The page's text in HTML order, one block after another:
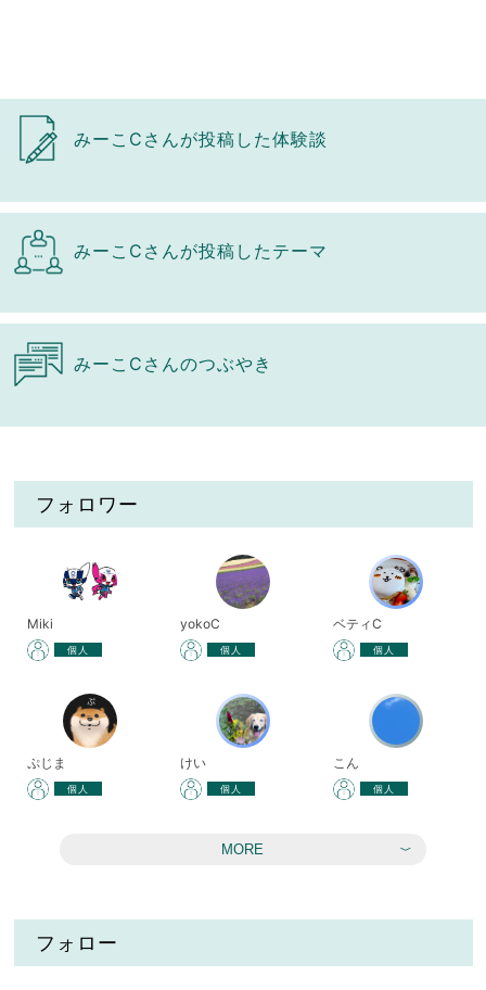
みーこCさんが投稿した体験談
みーこCさんが投稿したテーマ
みーこCさんのつぶやき
フォロワー
Miki
個人
yokoC
個人
ベティC
個人
ぷじま
個人
けい
個人
こん
個人
MORE
フォロー